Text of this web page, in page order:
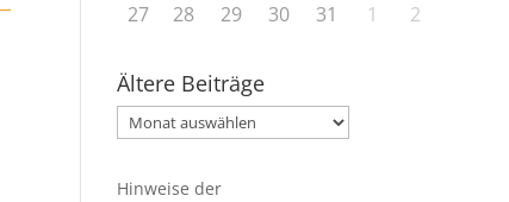
27
28 29 30 31 1 2
Ältere Beiträge
Ältere
Beiträge
Hinweise der